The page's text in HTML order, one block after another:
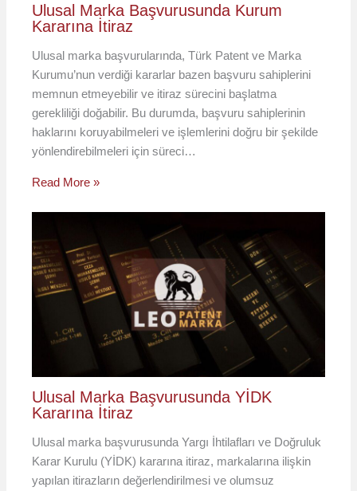
Ulusal Marka Başvurusunda Kurum
Kararına İtiraz
Ulusal marka başvurularında, Türk Patent ve Marka
Kurumu’nun verdiği kararlar bazen başvuru sahiplerini
memnun etmeyebilir ve itiraz sürecini başlatma
gerekliliği doğabilir. Bu durumda, başvuru sahiplerinin
haklarını koruyabilmeleri ve işlemlerini doğru bir şekilde
yönlendirebilmeleri için süreci…
Read More »
Ulusal Marka Başvurusunda YİDK
Kararına İtiraz
Ulusal marka başvurusunda Yargı İhtilafları ve Doğruluk
Karar Kurulu (YİDK) kararına itiraz, markalarına ilişkin
yapılan itirazların değerlendirilmesi ve olumsuz